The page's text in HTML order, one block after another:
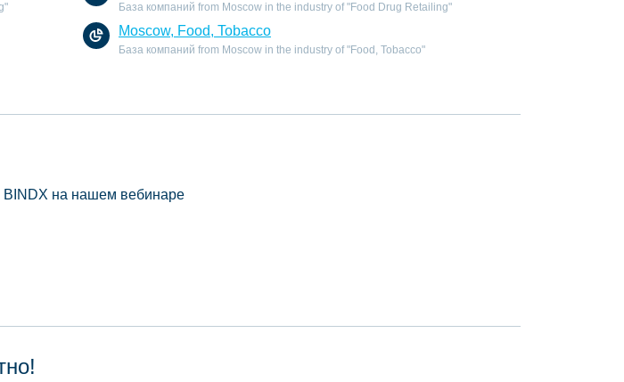
База компаний from Moscow in the industry of "Food Drug Retailing"
Moscow, Food, Tobacco
База компаний from Moscow in the industry of "Food, Tobacco"
BINDX на нашем вебинаре